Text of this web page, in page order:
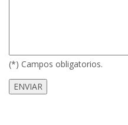
(*) Campos obligatorios.